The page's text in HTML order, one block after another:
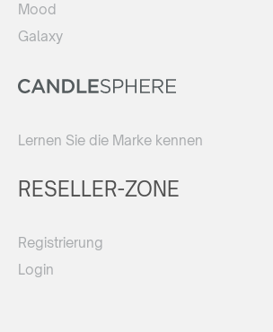
Mood
Galaxy
Lernen Sie die Marke kennen
RESELLER-ZONE
Registrierung
Login